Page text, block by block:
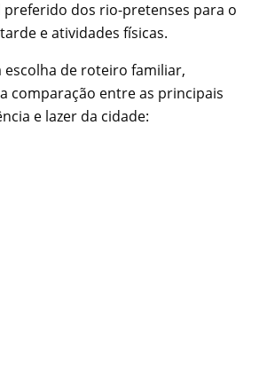
preferido dos rio-pretenses para o
e atividades físicas.
escolha de roteiro familiar,
comparação entre as principais
e lazer da cidade: